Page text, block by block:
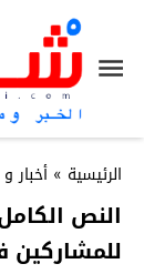
الرئيسية » أخبار
النص
للمشاركين